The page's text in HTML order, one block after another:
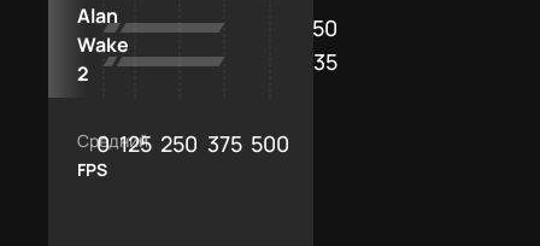
Alan
Wake
2
50
35
0 125 250 375 500
Средний
FPS